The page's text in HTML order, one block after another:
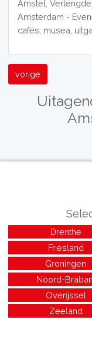
Amstel, Verlengde
Amsterdam -
cafés, musea,
vorige
Drenthe
Friesland
Groningen
Noord-
Overijssel
Zeeland